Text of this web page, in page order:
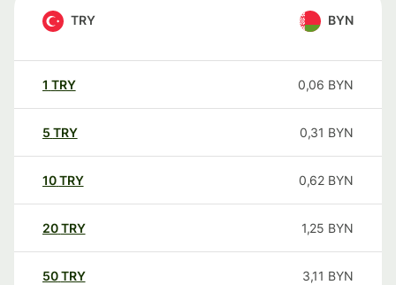
TRY BYN
1 TRY 0,06 BYN
5 TRY 0,31 BYN
10TRY 0,62 BYN
20TRY 1,25 BYN
50TRY 3,11 BYN